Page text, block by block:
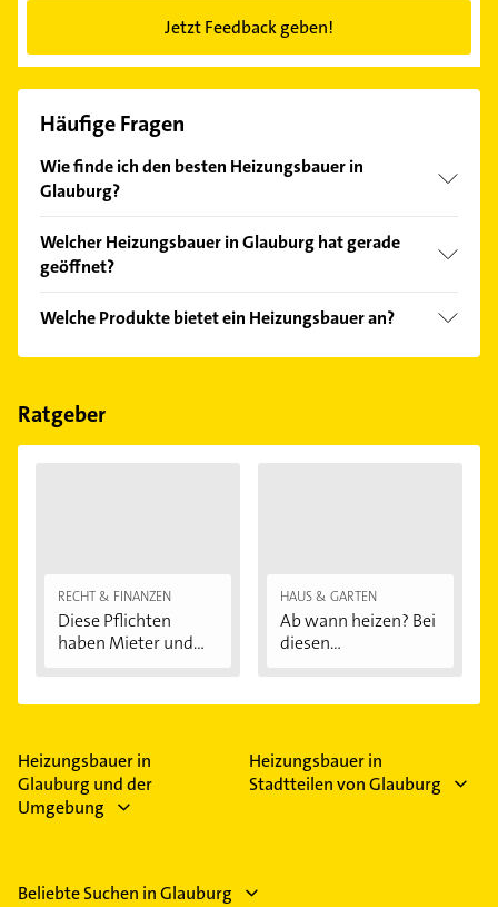
Jetzt Feedback geben!
Häufige Fragen
Wie finde ich den besten Heizungsbauer in
Glauburg?
Kundenmeinungen und profitieren Sie von den
Empfehlungen. Die Suchergebnisse können Sie sich
Welcher Heizungsbauer in Glauburg hat gerade
geöffnet?
Bitte beachten Sie, dass diese an Sonn- und
Feiertagen abweichen können.
Welche Produkte bietet ein Heizungsbauer an?
Das Angebot umfasst unter anderem
Ratgeber
RECHT & FINANZEN
Diese Pflichten
haben Mieter und...
HAUS & GARTEN
Ab wann heizen? Bei
diesen
Heizungsbauer in
Glauburg und der
Umgebung
Heizungsbauer in
Stadtteilen von Glauburg
Beliebte Suchen in Glauburg